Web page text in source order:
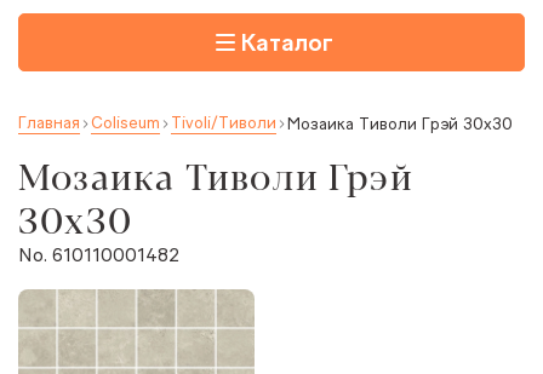
Каталог
Главная Coliseum Tivoli/Тиволи Мозаика Тиволи Грэй 30x30
Мозаика Тиволи Грэй
30x30
No. 610110001482